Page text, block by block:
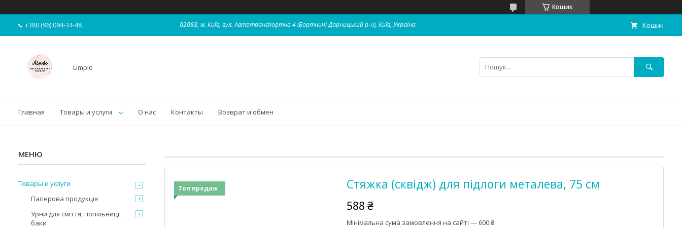
Кошик
+380 (96) 094-34-48 02088, м. Київ, вул. Автотранспортна 4 (Бортничі Дарницький р-н), Київ, Україна Кошик
Limpio
Главная Товары и услуги О нас Контакты Возврат и обмен
Топ продаж Стяжка (сквідж) для підлоги металева, 75 см
588 ₴
Мінімальна сума замовлення на сайті — 600 ₴
Товары и услуги
Паперова продукція
Урни для сміття, попільниці,
баки